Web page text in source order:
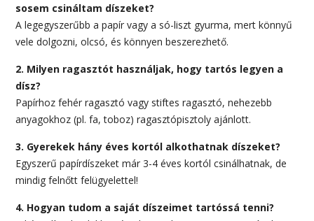
sosem csináltam díszeket?
A legegyszerűbb a papír vagy a só-liszt gyurma, mert könnyű
vele dolgozni, olcsó, és könnyen beszerezhető.
2. Milyen ragasztót használjak, hogy tartós legyen a
dísz?
Papírhoz fehér ragasztó vagy stiftes ragasztó, nehezebb
anyagokhoz (pl. fa, toboz) ragasztópisztoly ajánlott.
3. Gyerekek hány éves kortól alkothatnak díszeket?
Egyszerű papírdíszeket már 3-4 éves kortól csinálhatnak, de
mindig felnőtt felügyelettel!
4. Hogyan tudom a saját díszeimet tartóssá tenni?